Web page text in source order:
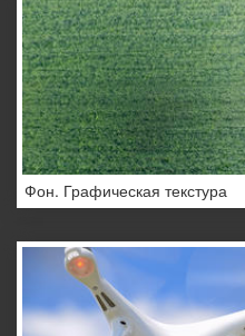
Фон. Графическая текстура